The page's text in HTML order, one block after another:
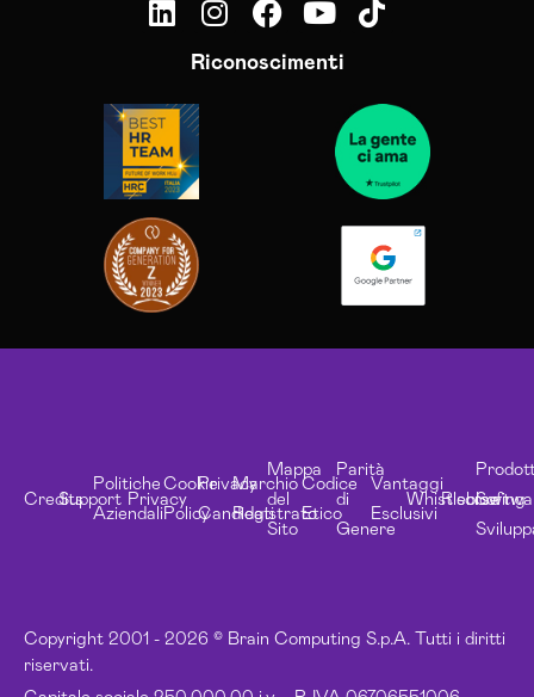
Riconoscimenti
Copyright 2001 - 2026 © Brain Computing S.p.A. Tutti i diritti
riservati.
CreditsSupport
Politiche
Aziendali
Privacy
Cookie
Policy
Privacy
Candidati
Marchio
Registrato
Mappa
del
Sito
Codice
Etico
Parità
di
Genere
Vantaggi
Esclusivi
Whistleblowing
Risorse